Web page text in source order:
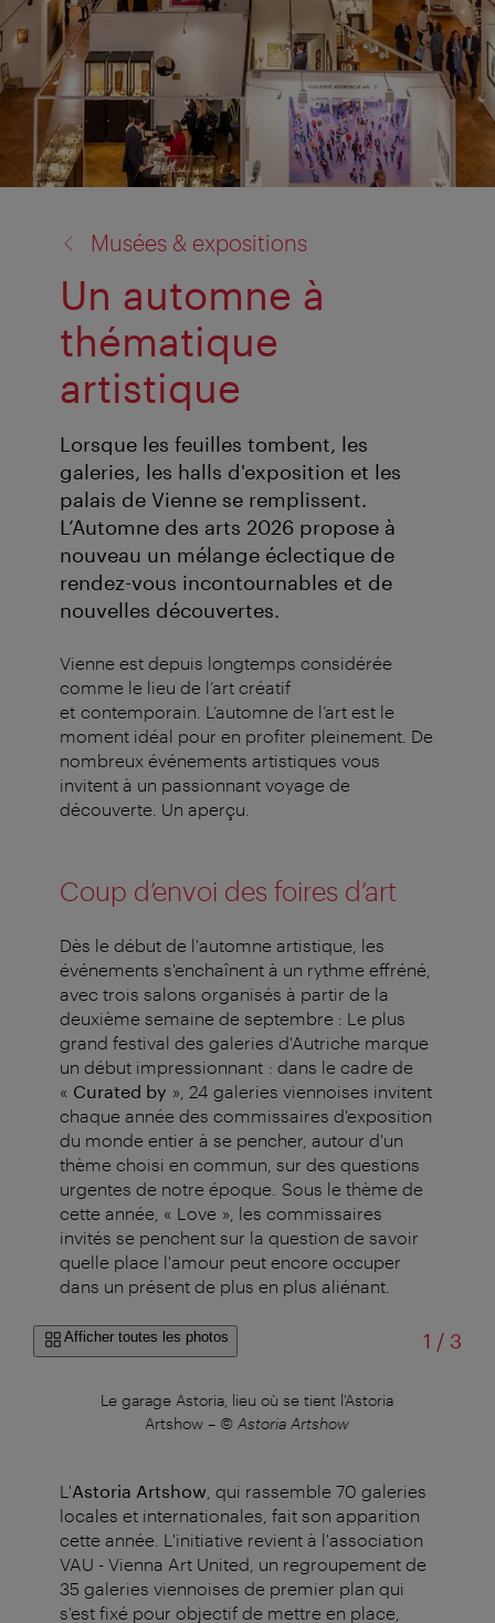
Musées & expositions
Un automne à
thématique
artistique
Lorsque les feuilles tombent, les
galeries, les halls d'exposition et les
palais de Vienne se remplissent.
L’Automne des arts 2026 propose à
nouveau un mélange éclectique de
rendez-vous incontournables et de
nouvelles découvertes.
Vienne est depuis longtemps considérée
comme le lieu de l’art créatif
et contemporain. L’automne de l’art est le
moment idéal pour en profiter pleinement. De
nombreux événements artistiques vous
invitent à un passionnant voyage de
découverte. Un aperçu.
Coup d’envoi des foires d’art
Dès le début de l'automne artistique, les
événements s'enchaînent à un rythme effréné,
avec trois salons organisés à partir de la
deuxième semaine de septembre : Le plus
grand festival des galeries d'Autriche marque
un début impressionnant : dans le cadre de
« Curated by », 24 galeries viennoises invitent
chaque année des commissaires d'exposition
du monde entier à se pencher, autour d'un
thème choisi en commun, sur des questions
urgentes de notre époque. Sous le thème de
cette année, « Love », les commissaires
invités se penchent sur la question de savoir
quelle place l'amour peut encore occuper
dans un présent de plus en plus aliénant.
Afficher toutes les photos 1 /sur
3
Le garage Astoria, lieu où se tient l'Astoria
Artshow – © Astoria Artshow
L'Astoria Artshow , qui rassemble 70 galeries
locales et internationales, fait son apparition
cette année. L'initiative revient à l'association
VAU - Vienna Art United, un regroupement de
35 galeries viennoises de premier plan qui
s'est fixé pour objectif de mettre en place,